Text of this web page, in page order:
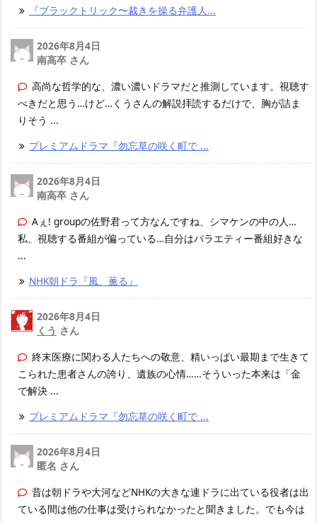
『ブラックトリック〜裁きを操る弁護人...
2026年8月4日
南高卒 さん
高尚な哲学的な、濃い濃いドラマだと推測しています。視聴す
べきだと思う…けど…くうさんの解説拝読するだけで、胸が詰ま
りそう ...
プレミアムドラマ『勿忘草の咲く町で ...
2026年8月4日
南高卒 さん
Aぇ! groupの佐野君って方なんですね、シマケンの中の人…
私、視聴する番組が偏っている…自分はバラエティー番組好きな
...
NHK朝ドラ『風、薫る』
2026年8月4日
くう さん
終末医療に関わる人たちへの敬意、精いっぱい最期まで生きて
こられた患者さんの誇り、遺族の心情……そういった本来は「金
で解決 ...
プレミアムドラマ『勿忘草の咲く町で ...
2026年8月4日
匿名 さん
昔は朝ドラや大河などNHKの大きな連ドラに出ている役者は出
ている間は他の仕事は受けられなかったと聞きました。でも今は